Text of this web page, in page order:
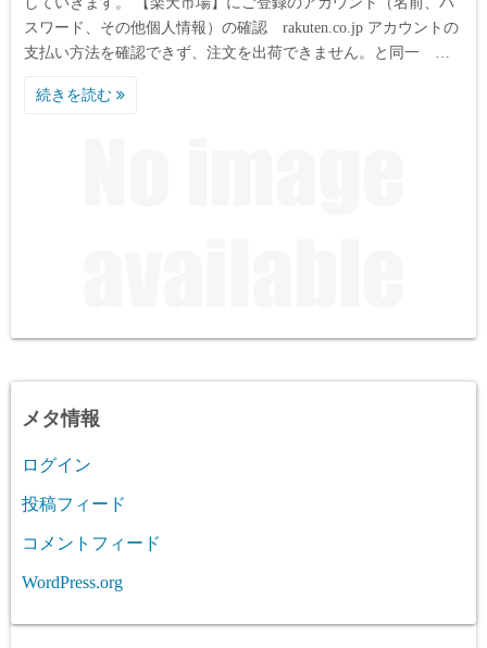
スワード、その他個人情報）の確認 rakuten.co.jp アカウントの
支払い方法を確認できず、注文を出荷できません。と同一 …
続きを読む
メタ情報
ログイン
投稿フィード
コメントフィード
WordPress.org